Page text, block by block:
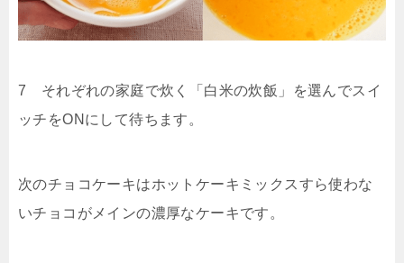
7 それぞれの家庭で炊く「白米の炊飯」を選んでスイ
ッチをONにして待ちます。
次のチョコケーキはホットケーキミックスすら使わな
いチョコがメインの濃厚なケーキです。